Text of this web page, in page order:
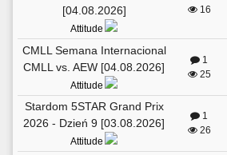
[04.08.2026]
Attitude
16
CMLL Semana Internacional
CMLL vs. AEW [04.08.2026]
Attitude
1
25
Stardom 5STAR Grand Prix
2026 - Dzień 9 [03.08.2026]
Attitude
1
26